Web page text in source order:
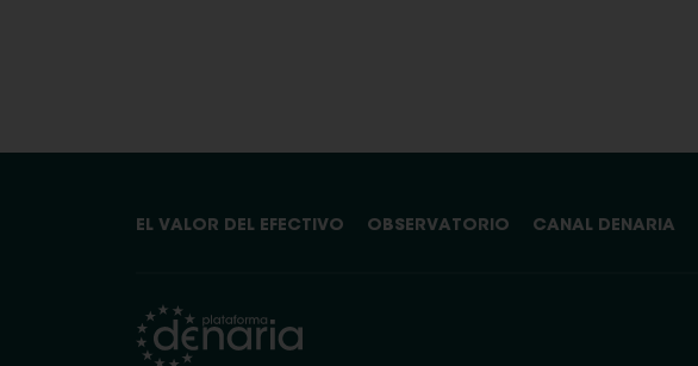
EL VALOR DEL EFECTIVO OBSERVATORIO CANAL DENARIA